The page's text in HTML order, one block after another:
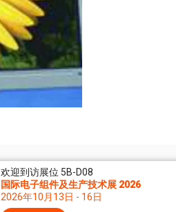
欢迎到访展位 5B-D08
国际电子组件及生产技术展 2026
2026年10月13日 - 16日